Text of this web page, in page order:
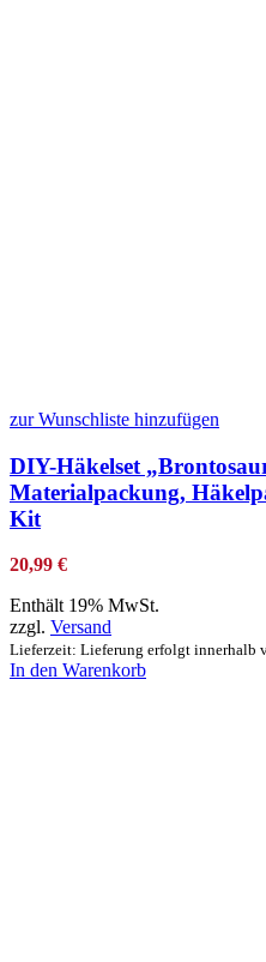
zur Wunschliste hinzufügen
DIY-Häkelset
Materialpackung,
Kit
20,99 €
Enthält 19% MwSt.
zzgl. Versand
Lieferzeit: Lieferung erfolgt innerhalb
In den Warenkorb